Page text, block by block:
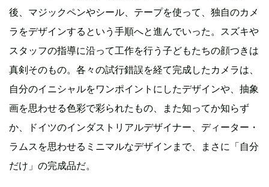
後、マジックペンやシール、テープを使って、独自のカメ
ラをデザインするという手順へと進んでいった。スズキや
スタッフの指導に沿って工作を行う子どもたちの顔つきは
真剣そのもの。各々の試行錯誤を経て完成したカメラは、
自分のイニシャルをワンポイントにしたデザインや、抽象
画を思わせる色彩で彩られたもの、また知ってか知らず
か、ドイツのインダストリアルデザイナー、ディーター・
ラムスを思わせるミニマルなデザインまで、まさに「自分
だけ」の完成品だ。